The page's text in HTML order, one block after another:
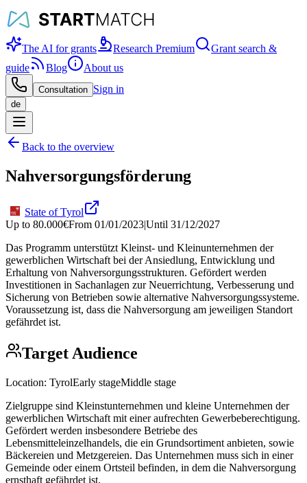
The AI for grants Research Premium
Grant search &
guide
Blog About us
Consultation Sign in
de
Back to the overview
Nahversorgungsförderung
State of Tyrol
Up to 80.000€From 01/01/2023|Until 31/12/2027
Das Programm unterstützt Kleinst- und Kleinunternehmen der
gewerblichen Wirtschaft bei der Ansiedlung, Entwicklung und
Erhaltung von Nahversorgungsstrukturen. Gefördert werden
Investitionen in Sachanlagen zur Neuerrichtung, Verbesserung und
Sicherung von Betrieben sowie alternative Nahversorgungssysteme.
Voraussetzung ist, dass die Nahversorgung am jeweiligen Standort
gefährdet ist.
Target Audience
Location: TyrolEarly stageMiddle stage
Zielgruppe sind Kleinstunternehmen und kleine Unternehmen der
gewerblichen Wirtschaft mit einer aufrechten Gewerbeberechtigung.
Gefördert werden insbesondere Betriebe des
Lebensmitteleinzelhandels, die ein Grundsortiment anbieten, sowie
Bäckereien und Metzgereien. Das Unternehmen muss sich in einer
Gemeinde oder einem Ortsteil befinden, in dem die Nahversorgung
ernsthaft gefährdet ist.